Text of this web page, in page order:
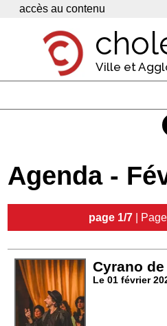
Panneau de gestion des cookies
accès au contenu
Ville et
Economie
Services
Agenda -
page 1/7|
Cyrano
Le 01 février